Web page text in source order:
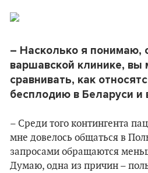
– Насколько я понимаю,
варшавской клинике, вы
сравнивать, как
бесплодию в Беларуси
– Среди того контингента
мне довелось общаться в
запросами обращаются
Думаю, одна из причин –